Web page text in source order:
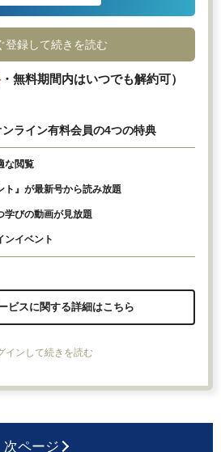
登録して続きを読む
・無料期間内はいつでも解約可）
ライン有料会員の4つの特典
な閲覧
ト』が最新号から読み放題
学びの動画が見放題
ンイベント
ビスに関する詳細はこちら
インして続きを読む
次ページ